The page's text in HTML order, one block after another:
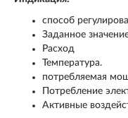
способ
Заданное
Расход
Температура.
потребляемая
Потребление
Активные